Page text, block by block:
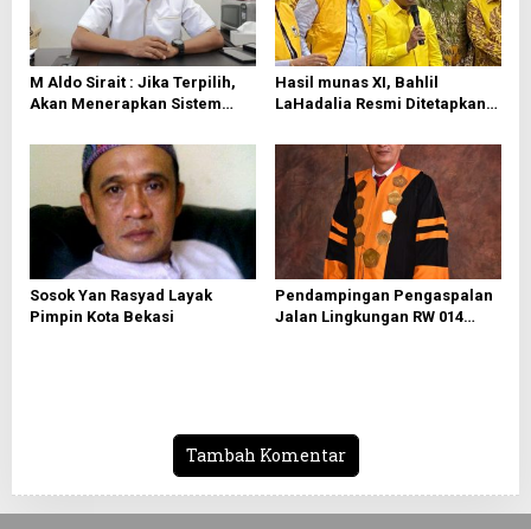
s
M Aldo Sirait : Jika Terpilih,
Akan Menerapkan Sistem
Patriot Bekasi
Hasil munas XI, Bahlil
LaHadalia Resmi Ditetapkan
Sosok Yan Rasyad Layak
Pimpin Kota Bekasi
Pendampingan Pengaspalan
Jalan Lingkungan RW 014
Tambah Komentar